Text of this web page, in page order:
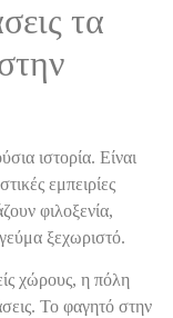
τα
ιστορία. Είναι
εμπειρίες
φιλοξενία,
ξεχωριστό.
χώρους, η πόλη
Το φαγητό στην